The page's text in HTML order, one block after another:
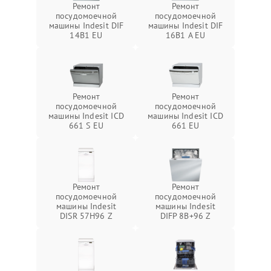
Ремонт
посудомоечной
машины Indesit DIF
14B1 EU
Ремонт
посудомоечной
машины Indesit DIF
16B1 A EU
Ремонт
посудомоечной
машины Indesit ICD
661 S EU
Ремонт
посудомоечной
машины Indesit ICD
661 EU
Ремонт
посудомоечной
машины Indesit
DISR 57H96 Z
Ремонт
посудомоечной
машины Indesit
DIFP 8B+96 Z